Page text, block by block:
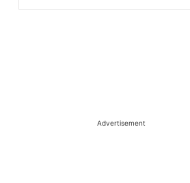
Advertisement